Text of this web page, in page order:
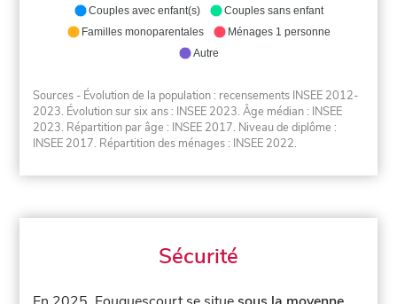
Couples avec enfant(s)
Couples sans enfant
Familles monoparentales
Ménages 1 personne
Autre
Sources - Évolution de la population : recensements INSEE 2012-
2023. Évolution sur six ans : INSEE 2023. Âge médian : INSEE
2023. Répartition par âge : INSEE 2017. Niveau de diplôme :
INSEE 2017. Répartition des ménages : INSEE 2022.
Sécurité